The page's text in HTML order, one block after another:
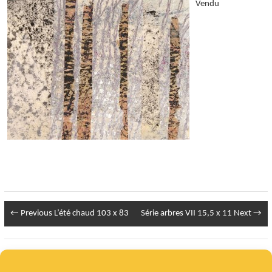
Vendu
← PreviousL’été chaud 103 x 83 Série arbres VII 15,5 x 11 Next →